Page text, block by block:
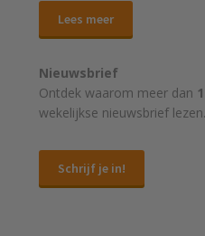
Lees meer
Nieuwsbrief
Ontdek waarom meer dan
wekelijkse nieuwsbrief lezen.
Schrijf je in!